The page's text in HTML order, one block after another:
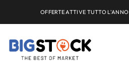
OFFERTE ATTIVE TUTTO L'ANNO